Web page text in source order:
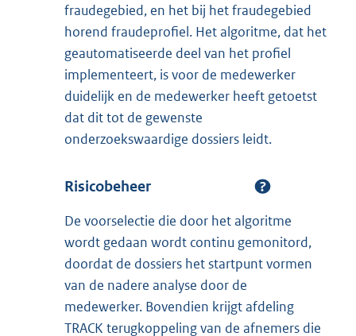
fraudegebied, en het bij het fraudegebied
horend fraudeprofiel. Het algoritme, dat het
geautomatiseerde deel van het profiel
implementeert, is voor de medewerker
duidelijk en de medewerker heeft getoetst
dat dit tot de gewenste
onderzoekswaardige dossiers leidt.
Risicobeheer
De voorselectie die door het algoritme
wordt gedaan wordt continu gemonitord,
doordat de dossiers het startpunt vormen
van de nadere analyse door de
medewerker. Bovendien krijgt afdeling
TRACK terugkoppeling van de afnemers die